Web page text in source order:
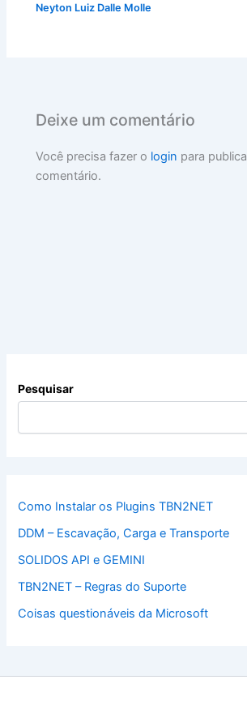
Neyton Luiz Dalle Molle
Deixe um comentário
Você precisa fazer o login para
comentário.
Pesquisar
Como Instalar os Plugins TBN2NET
DDM – Escavação, Carga e Transporte
SOLIDOS API e GEMINI
TBN2NET – Regras do Suporte
Coisas questionáveis da Microsoft